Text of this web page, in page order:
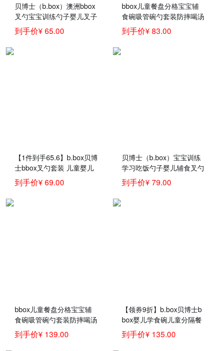
贝博士（b.box）澳洲bbox
叉勺宝宝训练勺子婴儿叉子
新生儿童练习学吃饭勺弯头
歪把辅食餐具套装 紫黄色
到手价¥ 65.00
bbox儿童餐盘分格宝宝辅
食碗吸管碗勺套装防摔喝汤
碗婴儿童训练学吃饭碗宝宝
碗勺子叉子儿童餐具套装
到手价¥ 83.00
【1件到手65.6】b.box贝博
士bbox叉勺套装 儿童婴儿
叉子勺子弯头勺 宝宝儿童
餐具训练勺 葡萄紫
到手价¥ 69.00
贝博士（b.box）宝宝训练
学习吃饭勺子婴儿辅食叉勺
套装三合一辅食吸管碗儿童
餐具新 bbox叉勺-红橙
到手价¥ 79.00
bbox儿童餐盘分格宝宝辅
食碗吸管碗勺套装防摔喝汤
碗婴儿童训练学吃饭碗宝宝
碗勺子叉子儿童餐具套装
到手价¥ 139.00
【领券9折】b.box贝博士b
box婴儿学食碗儿童分隔餐
盘 +勺叉套装 bbox宝宝吃
饭组合套装 柠檬黄
到手价¥ 135.00